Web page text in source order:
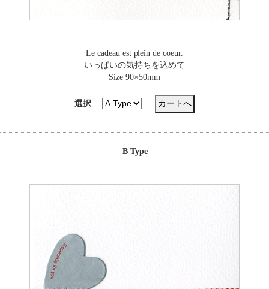
Le cadeau est plein de coeur.
いっぱいの気持ちを込めて
Size 90×50mm
選択
B Type